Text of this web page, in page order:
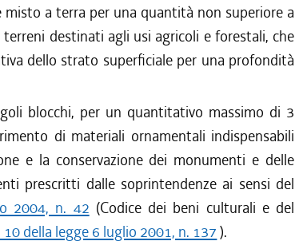
a terra per una quantità non superiore a
destinati agli usi agricoli e forestali, che
dello strato superficiale per una profondità
blocchi, per un quantitativo massimo di 3
di materiali ornamentali indispensabili
e la conservazione dei monumenti e delle
prescritti dalle soprintendenze ai sensi del
2004, n. 42 (Codice dei beni culturali e del
della legge 6 luglio 2001, n. 137 ).